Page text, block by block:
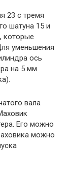
23 с тремя
шатуна 15 и
которые
уменьшения
ось
на 5 мм
вала
Его можно
можно